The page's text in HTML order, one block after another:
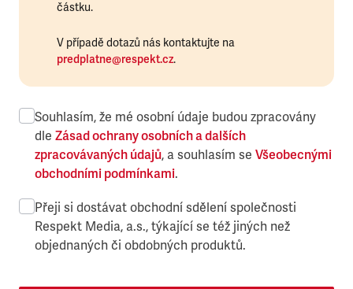
částku.
V případě dotazů nás kontaktujte na
predplatne@respekt.cz.
Souhlasím, že mé osobní údaje budou zpracovány
dle Zásad ochrany osobních a dalších
zpracovávaných údajů, a souhlasím se Všeobecnými
obchodními podmínkami.
Přeji si dostávat obchodní sdělení společnosti
Respekt Media, a.s., týkající se též jiných než
objednaných či obdobných produktů.